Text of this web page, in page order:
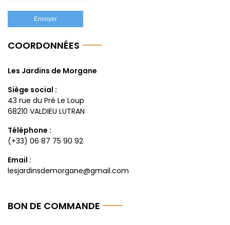
COORDONNÉES
Les Jardins de Morgane
Siège social :
43 rue du Pré Le Loup
68210 VALDIEU LUTRAN
Téléphone :
(+33) 06 87 75 90 92
Email :
lesjardinsdemorgane@gmail.com
BON DE COMMANDE